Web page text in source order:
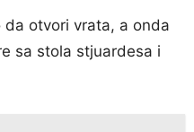
da otvori vrata, a onda
sa stola stjuardesa i